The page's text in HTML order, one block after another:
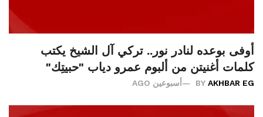
أوفى بوعده لنادر نور.. تركي آل الشيخ يكتب
كلمات أغنيتن من ألبوم عمرو دياب "حبيتِك"
BY AKHBAR EG أسبوعين AGO